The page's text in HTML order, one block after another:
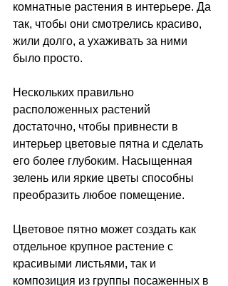
комнатные растения в интерьере. Да
так, чтобы они смотрелись красиво,
жили долго, а ухаживать за ними
было просто.
Нескольких правильно
расположенных растений
достаточно, чтобы привнести в
интерьер цветовые пятна и сделать
его более глубоким. Насыщенная
зелень или яркие цветы способны
преобразить любое помещение.
Цветовое пятно может создать как
отдельное крупное растение с
красивыми листьями, так и
композиция из группы посаженных в